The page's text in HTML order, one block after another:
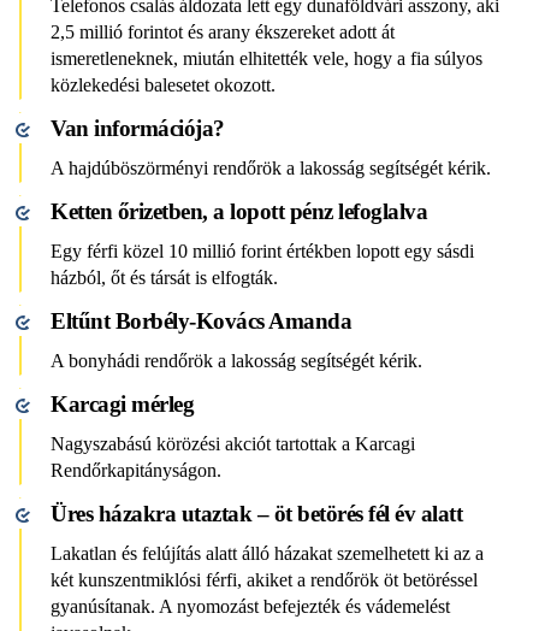
Telefonos csalás áldozata lett egy dunaföldvári asszony, aki
2,5 millió forintot és arany ékszereket adott át
ismeretleneknek, miután elhitették vele, hogy a fia súlyos
közlekedési balesetet okozott.
Van információja?
A hajdúböszörményi rendőrök a lakosság segítségét kérik.
Ketten őrizetben, a lopott pénz lefoglalva
Egy férfi közel 10 millió forint értékben lopott egy sásdi
házból, őt és társát is elfogták.
Eltűnt Borbély-Kovács Amanda
A bonyhádi rendőrök a lakosság segítségét kérik.
Karcagi mérleg
Nagyszabású körözési akciót tartottak a Karcagi
Rendőrkapitányságon.
Üres házakra utaztak – öt betörés fél év alatt
Lakatlan és felújítás alatt álló házakat szemelhetett ki az a
két kunszentmiklósi férfi, akiket a rendőrök öt betöréssel
gyanúsítanak. A nyomozást befejezték és vádemelést